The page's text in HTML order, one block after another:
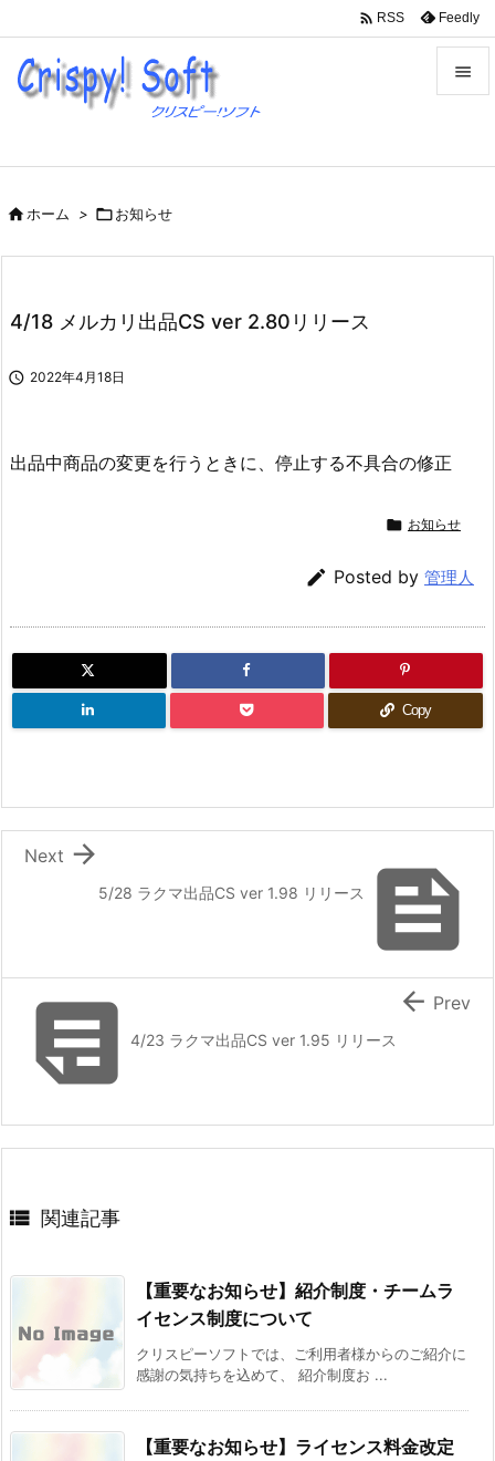


前へ
 RSS Feedly
ホーム > お知らせ
4/18 メルカリ出品CS ver 2.80リリース
 2022年4月18日
出品中商品の変更を行うときに、停止する不具合の修正
 お知らせ
 Posted by 管理人
Copy

5/28 ラクマ出品CS ver 1.98 リリース

Next
4/23 ラクマ出品CS ver 1.95 リリース
 Prev
 関連記事
【重要なお知らせ】紹介制度・チームラ
イセンス制度について
クリスピーソフトでは、ご利用者様からのご紹介に
感謝の気持ちを込めて、 紹介制度お ...
【重要なお知らせ】ライセンス料金改定